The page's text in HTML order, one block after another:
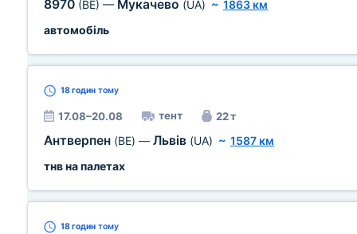
8970 (BE) — Мукачево (UA) ~ 1863 км
автомобіль
18 годин тому
17.08–20.08 тент 22 т
Антверпен (BE) — Львів (UA) ~ 1587 км
тнв на палетах
18 годин тому